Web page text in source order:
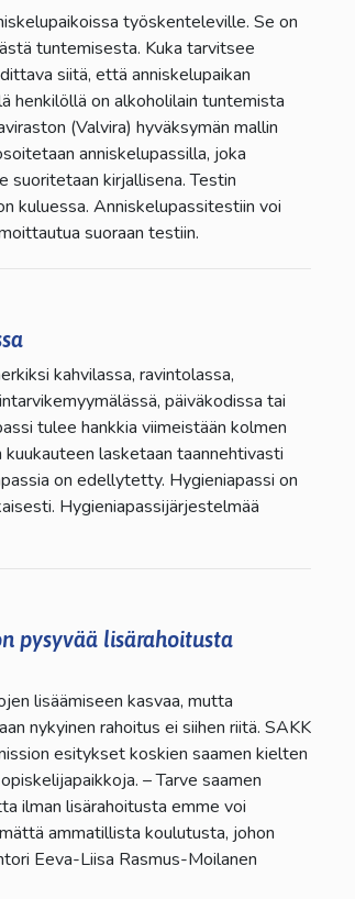
työskenteleville. Se on
tuntemisesta. Kuka tarvitsee
siitä, että anniskelupaikan
henkilöllä on alkoholilain tuntemista
(Valvira) hyväksymän mallin
anniskelupassilla, joka
suoritetaan kirjallisena. Testin
kuluessa. Anniskelupassitestiin voi
suoraan testiin.
kahvilassa, ravintolassa,
päiväkodissa tai
tulee hankkia viimeistään kolmen
lasketaan taannehtivasti
on edellytetty. Hygieniapassi on
Hygieniapassijärjestelmää
pysyvää lisärahoitusta
lisäämiseen kasvaa, mutta
nykyinen rahoitus ei siihen riitä. SAKK
esitykset koskien saamen kielten
– Tarve saamen
ilman lisärahoitusta emme voi
ammatillista koulutusta, johon
Eeva-Liisa Rasmus-Moilanen